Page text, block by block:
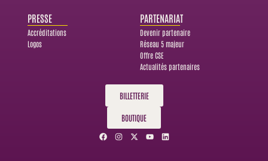
PRESSE
Accréditations
Logos
PARTENARIAT
Devenir partenaire
Réseau 5 majeur
Offre CSE
Actualités partenaires
BILLETTERIE
BOUTIQUE
F
a
I
n
X
-
Y
o
L
i